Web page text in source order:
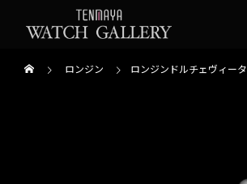
ロンジン ロンジンドルチェヴィータ